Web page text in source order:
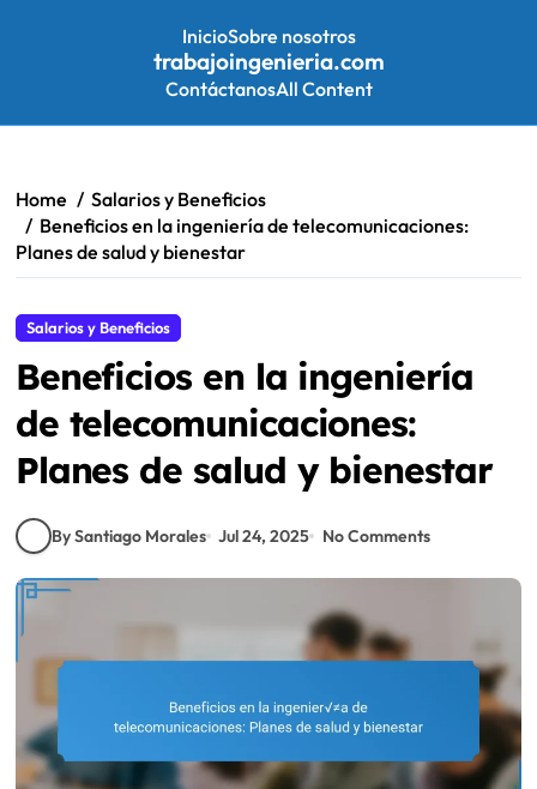
InicioSobre nosotros
trabajoingenieria.com
ContáctanosAll Content
content
Home
Salarios y Beneficios
Beneficios en la ingeniería de telecomunicaciones:
Planes de salud y bienestar
Salarios y Beneficios
Beneficios en la ingeniería
de telecomunicaciones:
Planes de salud y bienestar
By Santiago Morales Jul 24, 2025 No Comments